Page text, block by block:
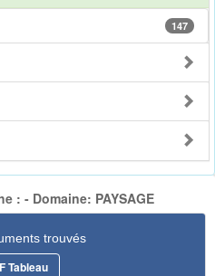
147
: - Domaine: PAYSAGE
trouvés
Tableau